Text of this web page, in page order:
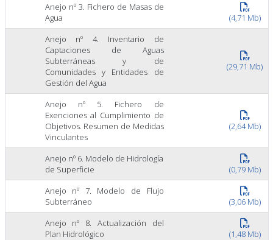
Anejo nº 3. Fichero de Masas de
Agua
(4,71 Mb)
Anejo nº 4. Inventario de
Captaciones de Aguas
Subterráneas y de
Comunidades y Entidades de
Gestión del Agua
(29,71 Mb)
Anejo nº 5. Fichero de
Exenciones al Cumplimiento de
Objetivos. Resumen de Medidas
Vinculantes
(2,64 Mb)
Anejo nº 6. Modelo de Hidrología
de Superficie
(0,79 Mb)
Anejo nº 7. Modelo de Flujo
Subterráneo
(3,06 Mb)
Anejo nº 8. Actualización del
Plan Hidrológico
(1,48 Mb)